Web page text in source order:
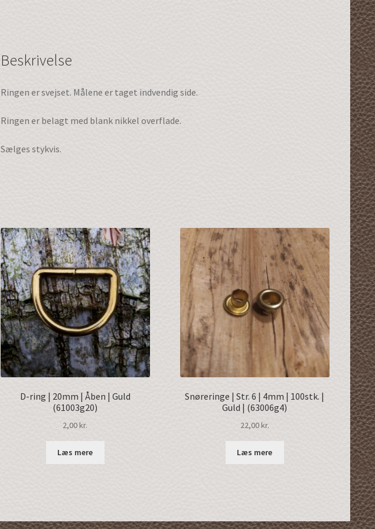
Beskrivelse
Ringen er svejset. Målene er taget indvendig side.
Ringen er belagt med blank nikkel overflade.
Sælges stykvis.
D-ring | 20mm | Åben | Guld
(61003g20)
2,00kr.
Læs mere
Snøreringe | Str. 6 | 4mm | 100stk. |
Guld | (63006g4)
22,00kr.
Læs mere